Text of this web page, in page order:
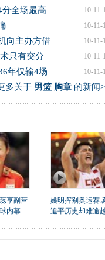
10-11-
全场最高
10-11-
10-11-
向主办方借
10-11-
只有突分
10-11-
年仅输4场
多关于 男篮 胸章的新闻
享副营
内幕
姚明挥别奥运赛
追平历史却难逾